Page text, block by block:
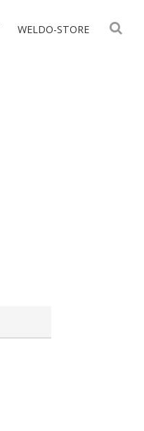
WELDO-STORE